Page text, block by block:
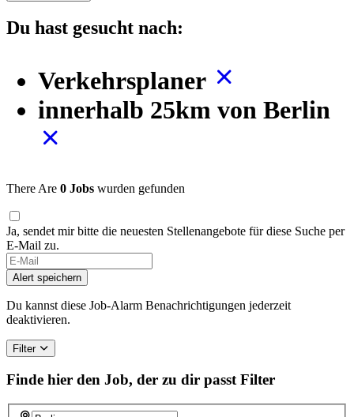
Du hast gesucht nach:
Verkehrsplaner
innerhalb 25km von Berlin
There Are 0 Jobs wurden gefunden
Ja, sendet mir bitte die neuesten Stellenangebote für diese Suche per
E-Mail zu.
If
you
are
a
human,
this
field
Alert speichern
Du kannst diese Job-Alarm Benachrichtigungen jederzeit
deaktivieren.
Filter
Finde hier den Job, der zu dir passt Filter